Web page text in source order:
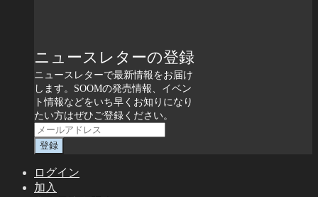
ニュースレターの登録
ニュースレターで最新情報をお届け
します。SOOMの発売情報、イベン
ト情報などをいち早くお知りになり
たい方はぜひご登録ください。
ログイン
加入